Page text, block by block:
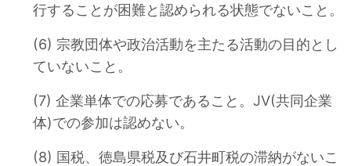
行することが困難と認められる状態でないこと。
(6) 宗教団体や政治活動を主たる活動の目的とし
ていないこと。
(7) 企業単体での応募であること。JV(共同企業
体)での参加は認めない。
(8) 国税、徳島県税及び石井町税の滞納がないこ